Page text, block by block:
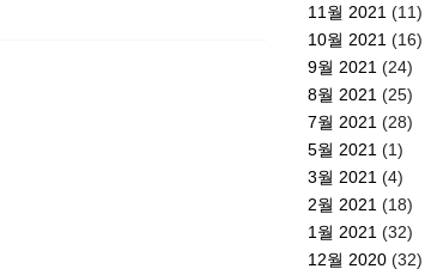
11월 2021 (11)
10월 2021 (16)
9월 2021 (24)
8월 2021 (25)
7월 2021 (28)
5월 2021 (1)
3월 2021 (4)
2월 2021 (18)
1월 2021 (32)
12월 2020 (32)